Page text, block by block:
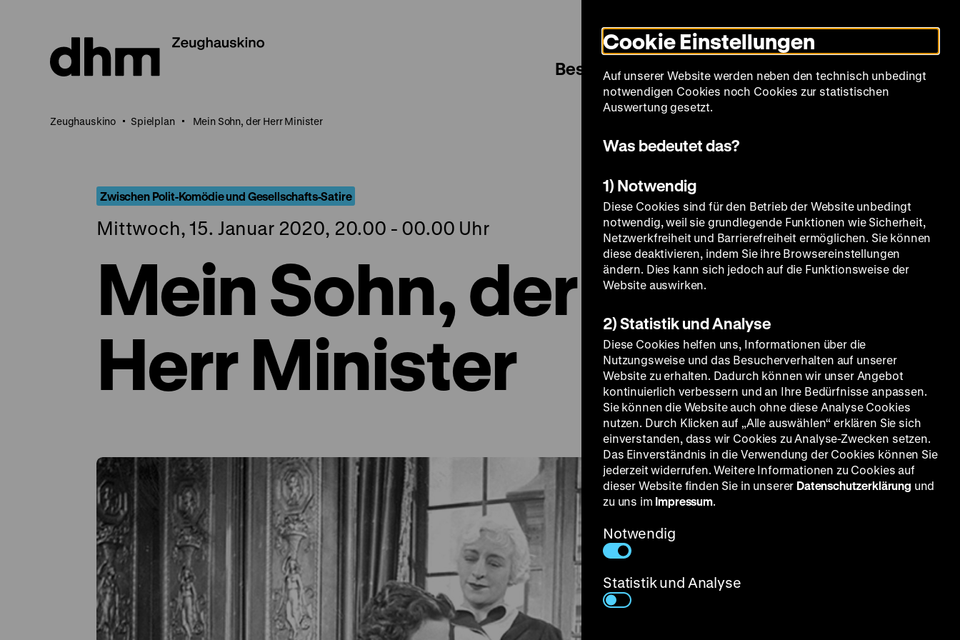
Seiteninhalt
springen
Modus
umschalten
Sprache
Besuch Spielplan Filmreihen Über uns
Zeughauskino Spielplan Mein Sohn, der Herr Minister
Zwischen Polit-Komödie und Gesellschafts-Satire
Mittwoch, 15. Januar 2020, 20.00 - 00.00 Uhr
Mein Sohn, der
Herr Minister
Cookie Einstellungen
Auf unserer Website werden neben den technisch unbedingt
notwendigen Cookies noch Cookies zur statistischen
Auswertung gesetzt.
Was bedeutet das?
1) Notwendig
Diese Cookies sind für den Betrieb der Website unbedingt
notwendig, weil sie grundlegende Funktionen wie Sicherheit,
Netzwerkfreiheit und Barrierefreiheit ermöglichen. Sie können
diese deaktivieren, indem Sie ihre Browsereinstellungen
ändern. Dies kann sich jedoch auf die Funktionsweise der
Website auswirken.
2) Statistik und Analyse
Diese Cookies helfen uns, Informationen über die
Nutzungsweise und das Besucherverhalten auf unserer
Website zu erhalten. Dadurch können wir unser Angebot
kontinuierlich verbessern und an Ihre Bedürfnisse anpassen.
Sie können die Website auch ohne diese Analyse Cookies
nutzen. Durch Klicken auf „Alle auswählen“ erklären Sie sich
einverstanden, dass wir Cookies zu Analyse-Zwecken setzen.
Das Einverständnis in die Verwendung der Cookies können Sie
jederzeit widerrufen. Weitere Informationen zu Cookies auf
dieser Website finden Sie in unserer Datenschutzerklärung und
zu uns im Impressum.
Notwendig
Statistik und Analyse